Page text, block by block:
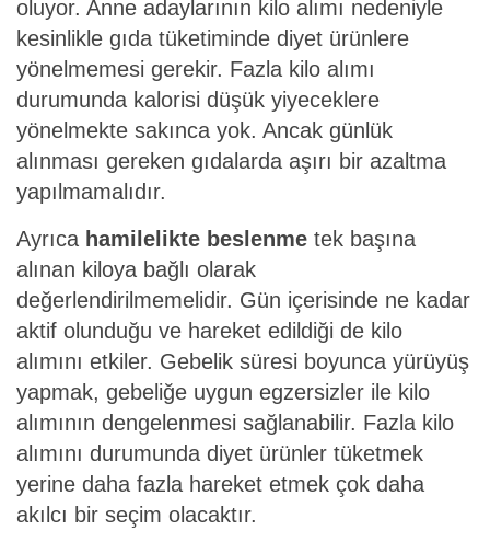
oluyor. Anne adaylarının kilo alımı nedeniyle
kesinlikle gıda tüketiminde diyet ürünlere
yönelmemesi gerekir. Fazla kilo alımı
durumunda kalorisi düşük yiyeceklere
yönelmekte sakınca yok. Ancak günlük
alınması gereken gıdalarda aşırı bir azaltma
yapılmamalıdır.
Ayrıca hamilelikte beslenme tek başına
alınan kiloya bağlı olarak
değerlendirilmemelidir. Gün içerisinde ne kadar
aktif olunduğu ve hareket edildiği de kilo
alımını etkiler. Gebelik süresi boyunca yürüyüş
yapmak, gebeliğe uygun egzersizler ile kilo
alımının dengelenmesi sağlanabilir. Fazla kilo
alımını durumunda diyet ürünler tüketmek
yerine daha fazla hareket etmek çok daha
akılcı bir seçim olacaktır.